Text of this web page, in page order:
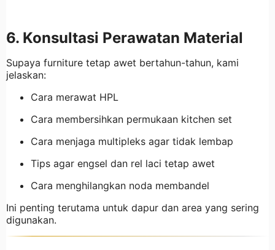
6. Konsultasi Perawatan Material
Supaya furniture tetap awet bertahun-tahun, kami
jelaskan:
Cara merawat HPL
Cara membersihkan permukaan kitchen set
Cara menjaga multipleks agar tidak lembap
Tips agar engsel dan rel laci tetap awet
Cara menghilangkan noda membandel
Ini penting terutama untuk dapur dan area yang sering
digunakan.